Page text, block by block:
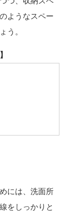
ようなスペー
う。
には、洗面所
をしっかりと